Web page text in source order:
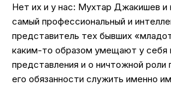
Нет их и у нас: Мухтар Джакишев и
самый профессиональный и
представитель тех бывших
каким-то образом умещают у себя
представления и о ничтожной роли
его обязанности служить именно